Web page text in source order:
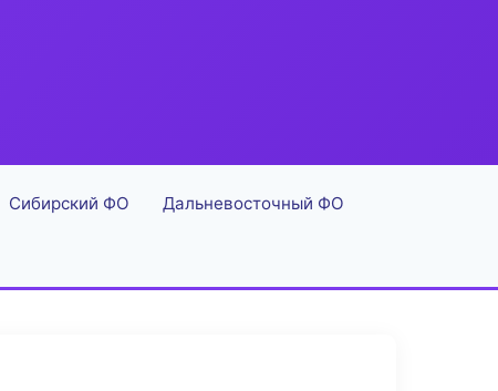
Сибирский ФО Дальневосточный ФО